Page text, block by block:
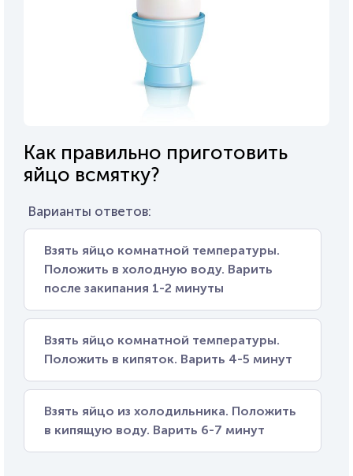
Как правильно приготовить
яйцо всмятку?
Варианты ответов:
Взять яйцо комнатной температуры.
Положить в холодную воду. Варить
после закипания 1-2 минуты
Взять яйцо комнатной температуры.
Положить в кипяток. Варить 4-5 минут
Взять яйцо из холодильника. Положить
в кипящую воду. Варить 6-7 минут